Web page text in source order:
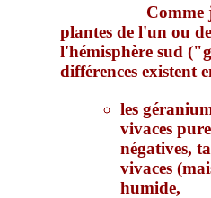
Comme
plantes de l'un ou
l'hémisphère sud
différences existent
les
vivaces
négatives,
vivaces
humide,